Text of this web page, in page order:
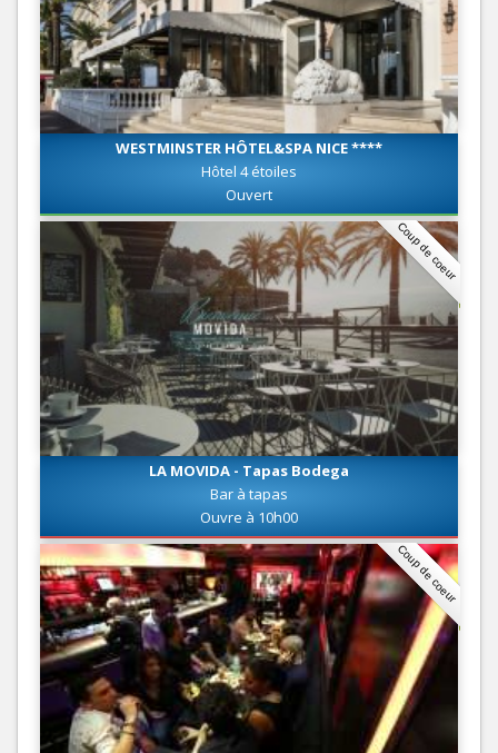
WESTMINSTER HÔTEL&SPA NICE ****
Hôtel 4 étoiles
Ouvert
Coup de coeur
LA MOVIDA - Tapas Bodega
Bar à tapas
Ouvre à 10h00
Coup de coeur